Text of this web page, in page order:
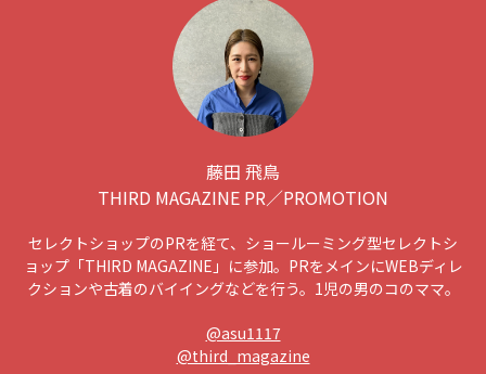
藤田 飛鳥
THIRD MAGAZINE PR／PROMOTION
セレクトショップのPRを経て、ショールーミング型セレクトシ
ョップ「THIRD MAGAZINE」に参加。PRをメインにWEBディレ
クションや古着のバイイングなどを行う。1児の男のコのママ。
@asu1117
@third_magazine